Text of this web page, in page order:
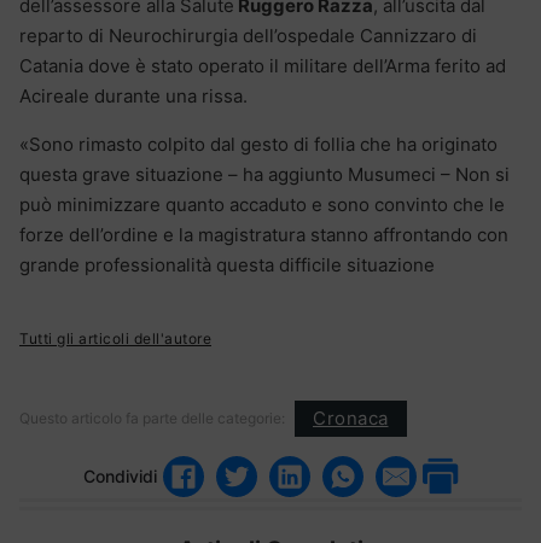
dell’assessore alla Salute Ruggero Razza, all’uscita dal
reparto di Neurochirurgia dell’ospedale Cannizzaro di
Catania dove è stato operato il militare dell’Arma ferito ad
Acireale durante una rissa.
«Sono rimasto colpito dal gesto di follia che ha originato
questa grave situazione – ha aggiunto Musumeci – Non si
può minimizzare quanto accaduto e sono convinto che le
forze dell’ordine e la magistratura stanno affrontando con
grande professionalità questa difficile situazione
Tutti gli articoli dell'autore
Questo articolo fa parte delle categorie: Cronaca
Condividi